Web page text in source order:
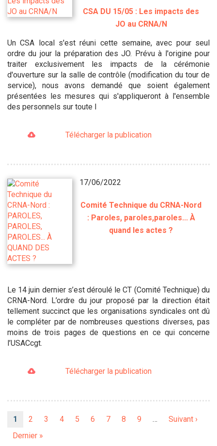
CSA DU 15/05 : Les impacts des
JO au CRNA/N
Un CSA local s'est réuni cette semaine, avec pour seul
ordre du jour la préparation des JO. Prévu à l'origine pour
traiter exclusivement les impacts de la cérémonie
d'ouverture sur la salle de contrôle (modification du tour de
service), nous avons demandé que soient également
présentées les mesures qui s'appliqueront à l'ensemble
des personnels sur toute l
Télécharger la publication
17/06/2022
Comité Technique du CRNA-Nord
: Paroles, paroles,paroles... À
quand les actes ?
Le 14 juin dernier s’est déroulé le CT (Comité Technique) du
CRNA-Nord. L’ordre du jour proposé par la direction était
tellement succinct que les organisations syndicales ont dû
le compléter par de nombreuses questions diverses, pas
moins de trois pages de questions en ce qui concerne
l’USACcgt.
Télécharger la publication
Page
1 Page
2 Page
3 Page
4 Page
5 Page
6 Page
7 Page
8 Page
9 …
Page
Suivant ›
Dernière
Dernier »